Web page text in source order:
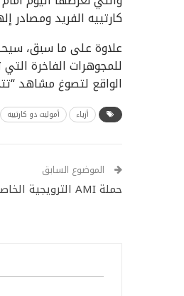
كارتييه الفريد ومصادر
علاوة على ما سبق،
للمجوهرات الفاخرة
الواقع لتصوغ مشاهد
أزياء أموليت دو كارتييه
الموضوع السابق
حملة AMI الترويجية الخاصة بتشكيلة خريف وشتاء 2021